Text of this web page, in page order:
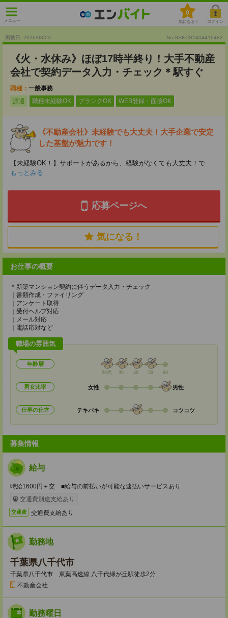
メニュー
0
気になる！ ログイン
掲載日 :2026/08/03 No.SSKCS2404416482
《火・水休み》ほぼ17時半終り！大手不動産
会社で契約データ入力・チェック＊駅すぐ
職種： 一般事務
派遣
職種未経験OK ブランクOK WEB登録・面接OK
《不動産会社》未経験でも大丈夫！大手企業で安定
した基盤が魅力です！
【未経験OK！】サポートがあるから、経験がなくても大丈夫！で ...
もっとみる
応募ページへ
気になる！
お仕事の概要
＊新築マンション契約に伴うデータ入力・チェック
｜書類作成・ファイリング
｜アンケート取得
｜受付ヘルプ対応
｜メール対応
｜電話応対など
職場の雰囲気
年齢層
20代 30 40 50 60
男女比率 女性 男性
仕事の仕方 テキパキ コツコツ
募集情報
給与
時給1600円＋交 ■給与の前払いが可能な速払いサービスあり
交通費別途支給あり
交通費 交通費支給あり
勤務地
千葉県八千代市
千葉県八千代市 東葉高速線 八千代緑が丘駅徒歩2分
不動産会社
勤務曜日